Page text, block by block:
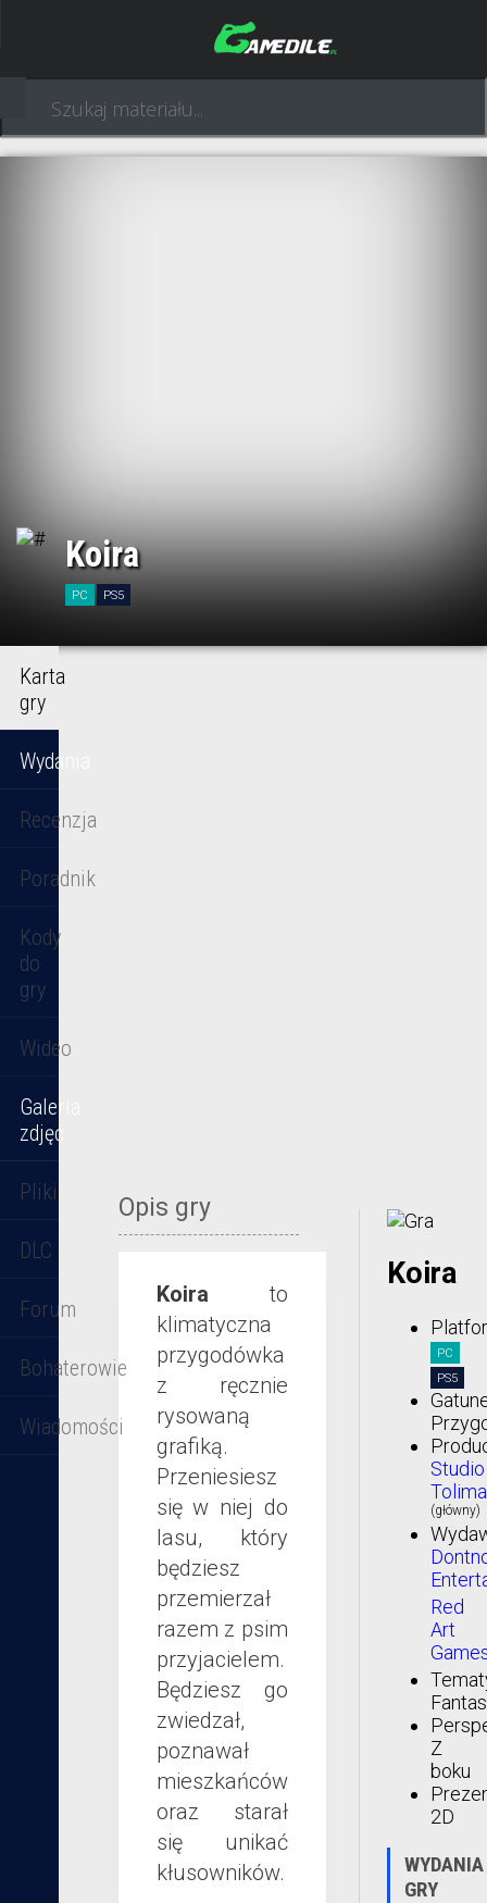
Koira
PC PS5
Karta
gry
Wydania
Recenzja
Poradnik
Kody
do
gry
Wideo
Galeria
zdjęć
Pliki
DLC
Forum
Bohaterowie
Wiadomości
Opis gry
Koira to
klimatyczna
przygodówka
z ręcznie
rysowaną
grafiką.
Przeniesiesz
się w niej do
lasu, który
będziesz
przemierzał
razem z psim
przyjacielem.
Będziesz go
zwiedzał,
poznawał
mieszkańców
oraz starał
się unikać
kłusowników.
Koira
PC
PS5
Studio
Tolima
(główny)
Red
Art
Z
boku
2D
WYDANIA
GRY